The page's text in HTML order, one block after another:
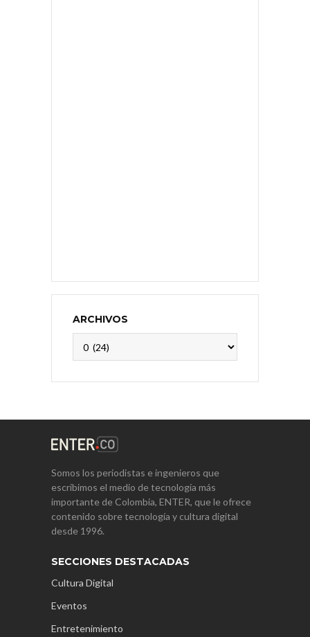
ARCHIVOS
Somos los periodistas e ingenieros que
escribimos el medio de tecnología más
importante de Colombia, ENTER, que le ofrece
contenido sobre tecnología y cultura digital
desde 1996.
SECCIONES DESTACADAS
Cultura Digital
Eventos
Entretenimiento